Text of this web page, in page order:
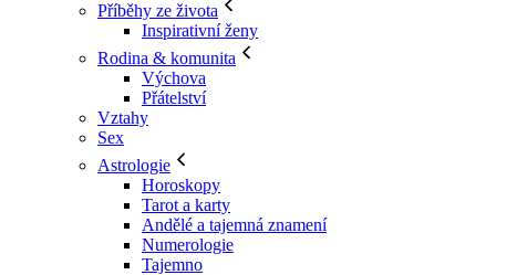
Příběhy ze života
Inspirativní ženy
Rodina & komunita
Výchova
Přátelství
Vztahy
Sex
Astrologie
Horoskopy
Tarot a karty
Andělé a tajemná znamení
Numerologie
Tajemno